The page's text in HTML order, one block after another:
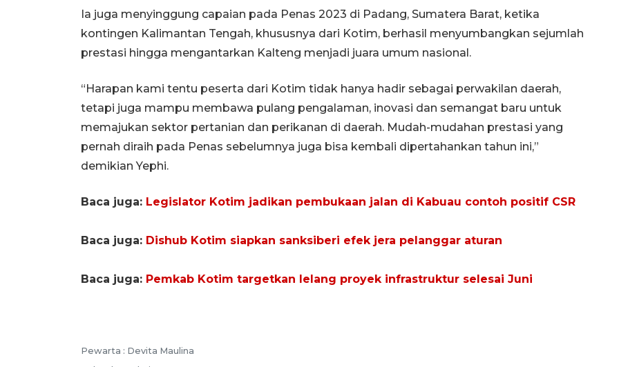
Ia juga menyinggung capaian pada Penas 2023 di Padang, Sumatera Barat, ketika
kontingen Kalimantan Tengah, khususnya dari Kotim, berhasil menyumbangkan sejumlah
prestasi hingga mengantarkan Kalteng menjadi juara umum nasional.
“Harapan kami tentu peserta dari Kotim tidak hanya hadir sebagai perwakilan daerah,
tetapi juga mampu membawa pulang pengalaman, inovasi dan semangat baru untuk
memajukan sektor pertanian dan perikanan di daerah. Mudah-mudahan prestasi yang
pernah diraih pada Penas sebelumnya juga bisa kembali dipertahankan tahun ini,”
demikian Yephi.
Baca juga: Legislator Kotim jadikan pembukaan jalan di Kabuau contoh positif CSR
Baca juga: Dishub Kotim siapkan sanksiberi efek jera pelanggar aturan
Baca juga: Pemkab Kotim targetkan lelang proyek infrastruktur selesai Juni
Pewarta : Devita Maulina